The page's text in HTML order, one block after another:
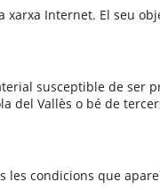
xarxa Internet. El seu
susceptible de ser
del Vallès o bé de
les condicions que